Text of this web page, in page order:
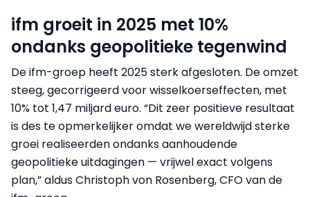
ifm groeit in 2025 met 10%
ondanks geopolitieke tegenwind
De ifm-groep heeft 2025 sterk afgesloten. De omzet
steeg, gecorrigeerd voor wisselkoerseffecten, met
10% tot 1,47 miljard euro. “Dit zeer positieve resultaat
is des te opmerkelijker omdat we wereldwijd sterke
groei realiseerden ondanks aanhoudende
geopolitieke uitdagingen — vrijwel exact volgens
plan,” aldus Christoph von Rosenberg, CFO van de